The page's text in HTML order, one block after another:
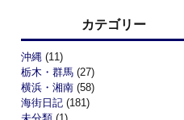
カテゴリー
沖縄 (11)
栃木・群馬 (27)
横浜・湘南 (58)
海街日記 (181)